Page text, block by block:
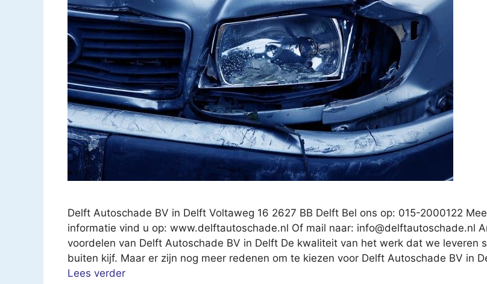
Delft Autoschade BV in Delft Voltaweg 16 2627 BB Delft Bel ons op: 015-2000122
informatie vind u op: www.delftautoschade.nl Of mail naar: info@delftautoschade.nl
voordelen van Delft Autoschade BV in Delft De kwaliteit van het werk dat we leveren
buiten kijf. Maar er zijn nog meer redenen om te kiezen voor Delft Autoschade BV in
Lees verder